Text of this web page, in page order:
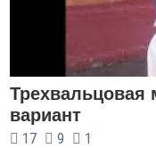
вариант
17 9 1